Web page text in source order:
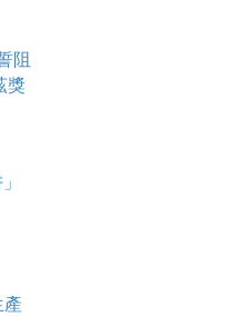
阻
獎